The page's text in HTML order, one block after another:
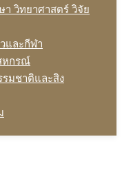
า วิทยาศาสตร์ วิจัย
และกีฬา
หกรณ์
รมชาติและสิง